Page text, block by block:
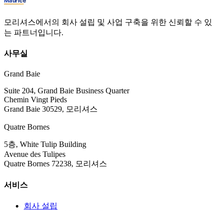
모리셔스에서의 회사 설립 및 사업 구축을 위한 신뢰할 수 있
는 파트너입니다.
사무실
Grand Baie
Suite 204, Grand Baie Business Quarter
Chemin Vingt Pieds
Grand Baie 30529, 모리셔스
Quatre Bornes
5층, White Tulip Building
Avenue des Tulipes
Quatre Bornes 72238, 모리셔스
서비스
회사 설립